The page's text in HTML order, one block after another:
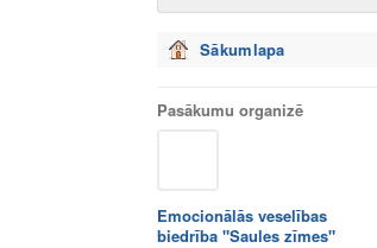
Sākumlapa
Pasākumu organizē
Emocionālās veselības
biedrība "Saules zīmes"